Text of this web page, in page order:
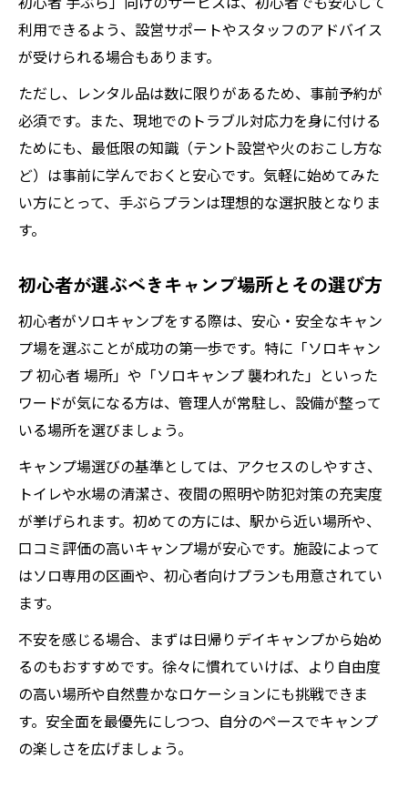
利用できるよう、設営サポートやスタッフのアドバイス
が受けられる場合もあります。
ただし、レンタル品は数に限りがあるため、事前予約が
必須です。また、現地でのトラブル対応力を身に付ける
ためにも、最低限の知識（テント設営や火のおこし方な
ど）は事前に学んでおくと安心です。気軽に始めてみた
い方にとって、手ぶらプランは理想的な選択肢となりま
す。
初心者が選ぶべきキャンプ場所とその選び方
初心者がソロキャンプをする際は、安心・安全なキャン
プ場を選ぶことが成功の第一歩です。特に「ソロキャン
プ 初心者 場所」や「ソロキャンプ 襲われた」といった
ワードが気になる方は、管理人が常駐し、設備が整って
いる場所を選びましょう。
キャンプ場選びの基準としては、アクセスのしやすさ、
トイレや水場の清潔さ、夜間の照明や防犯対策の充実度
が挙げられます。初めての方には、駅から近い場所や、
口コミ評価の高いキャンプ場が安心です。施設によって
はソロ専用の区画や、初心者向けプランも用意されてい
ます。
不安を感じる場合、まずは日帰りデイキャンプから始め
るのもおすすめです。徐々に慣れていけば、より自由度
の高い場所や自然豊かなロケーションにも挑戦できま
す。安全面を最優先にしつつ、自分のペースでキャンプ
の楽しさを広げましょう。